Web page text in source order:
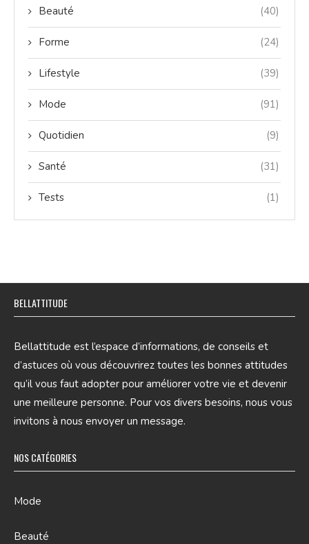
Beauté (40)
Forme (24)
Lifestyle (39)
Mode (91)
Quotidien (9)
Santé (31)
Tests (1)
BELLATTITUDE
Bellattitude est l’espace d’informations, de conseils et
d’astuces où vous découvrirez toutes les bonnes attitudes
qu’il vous faut adopter pour améliorer votre vie et devenir
une meilleure personne. Pour vos divers besoins, nous vous
invitons à nous envoyer un message.
NOS CATÉGORIES
Mode
Beauté